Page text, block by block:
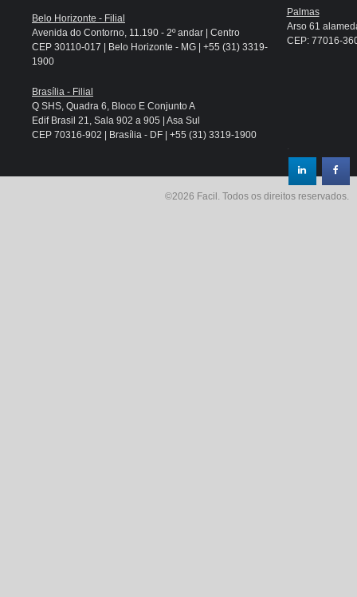
Belo Horizonte - Filial
Avenida do Contorno, 11.190 - 2º andar | Centro
CEP 30110-017 | Belo Horizonte - MG | +55 (31) 3319-
1900
Brasília - Filial
Q SHS, Quadra 6, Bloco E Conjunto A
Edif Brasil 21, Sala 902 a 905 | Asa Sul
CEP 70316-902 | Brasília - DF | +55 (31) 3319-1900
Palmas
Arso 61
CEP: 77016-
.
©2026 Facil. Todos os direitos reservados.